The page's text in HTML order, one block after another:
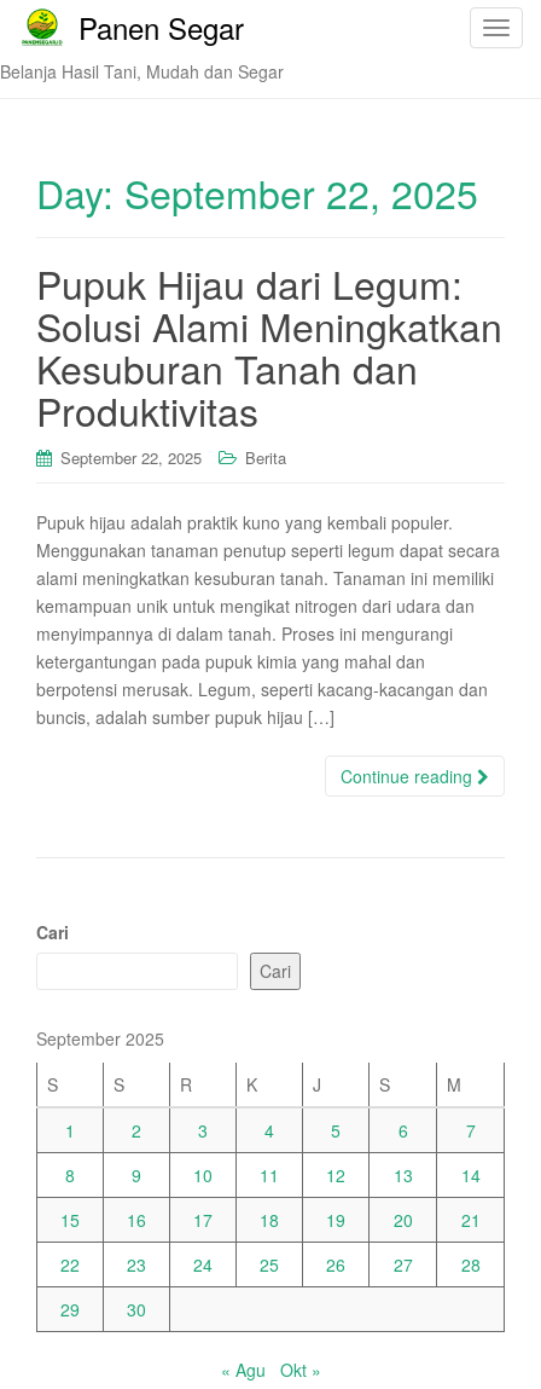
T
a
Panen Segar
Belanja Hasil Tani, Mudah dan Segar
Day: September 22, 2025
Pupuk Hijau dari Legum:
Solusi Alami Meningkatkan
Kesuburan Tanah dan
Produktivitas
September 22, 2025 Berita
Pupuk hijau adalah praktik kuno yang kembali populer.
Menggunakan tanaman penutup seperti legum dapat secara
alami meningkatkan kesuburan tanah. Tanaman ini memiliki
kemampuan unik untuk mengikat nitrogen dari udara dan
menyimpannya di dalam tanah. Proses ini mengurangi
ketergantungan pada pupuk kimia yang mahal dan
berpotensi merusak. Legum, seperti kacang-kacangan dan
buncis, adalah sumber pupuk hijau […]
Continue reading
Cari
Cari
September 2025
S
S R K J S
M
1
2 3 4 5 6
7
8
9 10 11 12 13
14
15
16 17 18 19 20
21
22
23 24 25 26 27
28
29
30
« Agu Okt »